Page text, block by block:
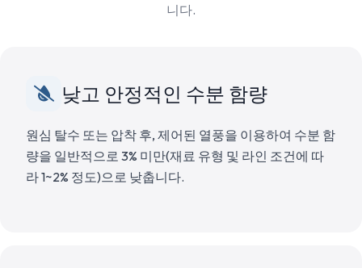
니다.
낮고 안정적인 수분 함량
원심 탈수 또는 압착 후, 제어된 열풍을 이용하여 수분 함
량을 일반적으로 3% 미만(재료 유형 및 라인 조건에 따
라 1~2% 정도)으로 낮춥니다.